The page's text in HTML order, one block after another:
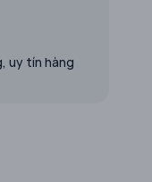
uy tín hàng